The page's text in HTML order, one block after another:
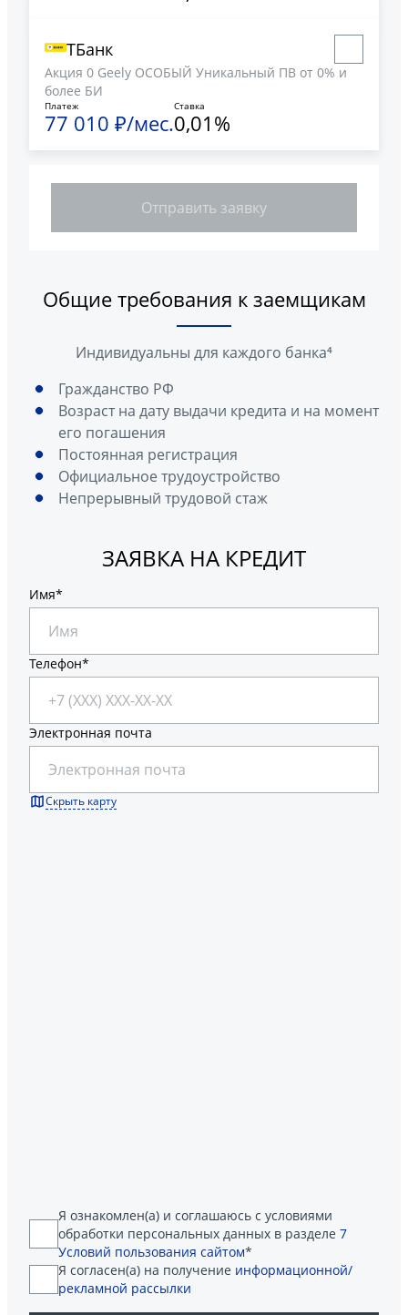
ТБанк
Акция 0 Geely ОСОБЫЙ Уникальный ПВ от 0% и
более БИ
Платеж
77 010 ₽/мес.
Ставка
0,01 %
Отправить заявку
Общие требования к заемщикам
Индивидуальны для каждого банка⁴
Гражданство РФ
Возраст на дату выдачи кредита и на момент
его погашения
Постоянная регистрация
Официальное трудоустройство
Непрерывный трудовой стаж
ЗАЯВКА НА КРЕДИТ
Имя
Телефон
Электронная почта
Скрыть карту
Я ознакомлен(а) и соглашаюсь с условиями
обработки персональных данных в разделе 7
Условий пользования сайтом*
Я согласен(а) на получение информационной/
рекламной рассылки